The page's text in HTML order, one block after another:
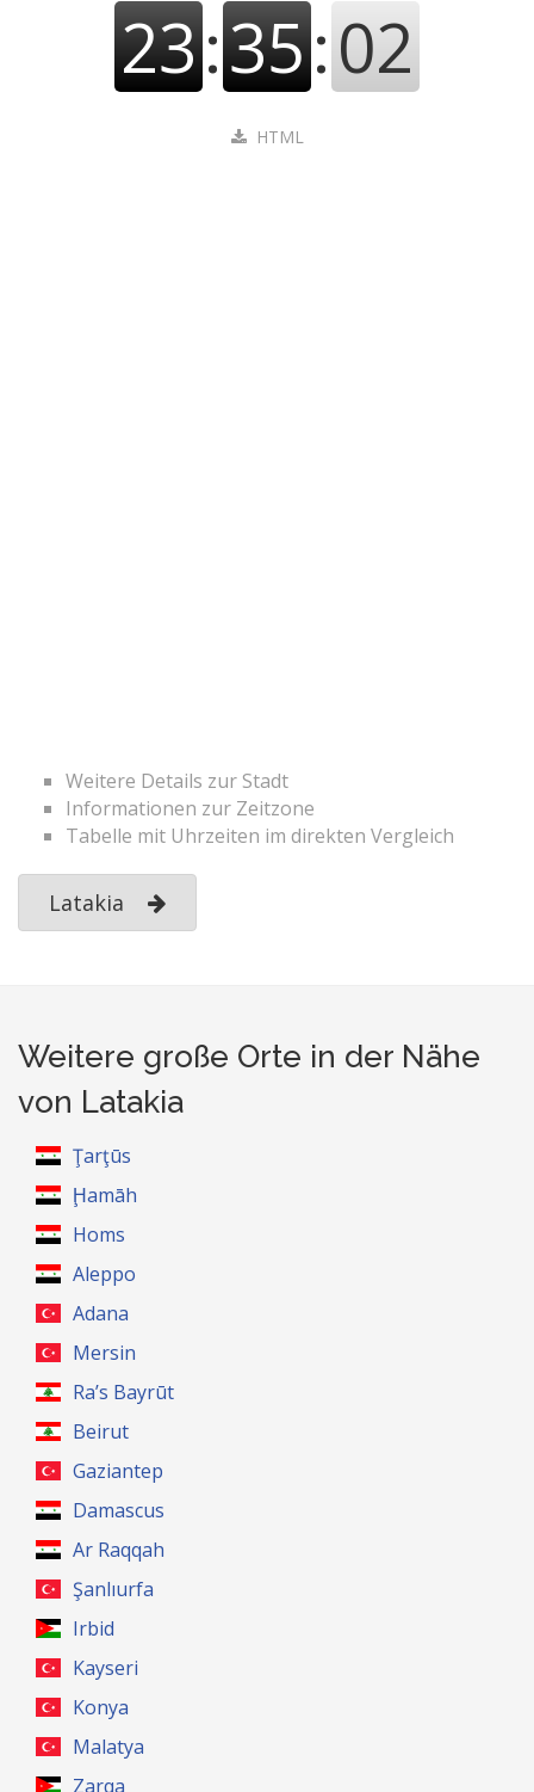
23:35:03
HTML
Weitere Details zur Stadt
Informationen zur Zeitzone
Tabelle mit Uhrzeiten im direkten Vergleich
Latakia
Weitere große Orte in der Nähe
von Latakia
Ţarţūs
Ḩamāh
Homs
Aleppo
Adana
Mersin
Ra’s Bayrūt
Beirut
Gaziantep
Damascus
Ar Raqqah
Şanlıurfa
Irbid
Kayseri
Konya
Malatya
Zarqa